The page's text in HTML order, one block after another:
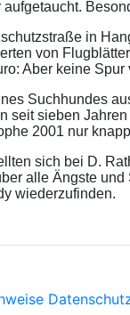
in
von
Aber keine Spur
Suchhundes
seit sieben
2001 nur
sich bei D.
alle Ängste
wiederzufinden.